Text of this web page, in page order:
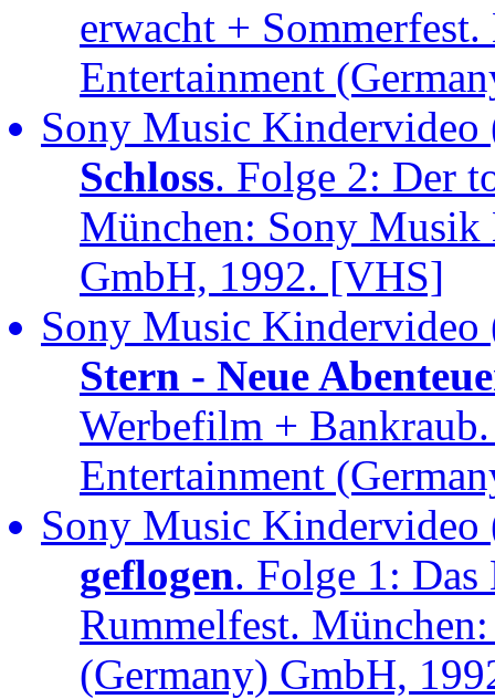
erwacht +
Entertainment
Sony Music
Schloss. Folge 2: Der
München: Sony Musik
GmbH, 1992. [VHS]
Sony Music
Stern - Neue
Werbefilm +
Entertainment
Sony Music
geflogen. Folge 1:
Rummelfest.
(Germany) GmbH,